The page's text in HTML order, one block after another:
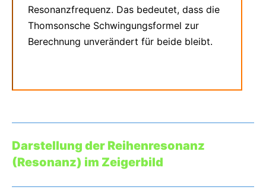
Resonanzfrequenz. Das bedeutet, dass die
Thomsonsche Schwingungsformel zur
Berechnung unverändert für beide bleibt.
Darstellung der Reihenresonanz
(Resonanz) im Zeigerbild